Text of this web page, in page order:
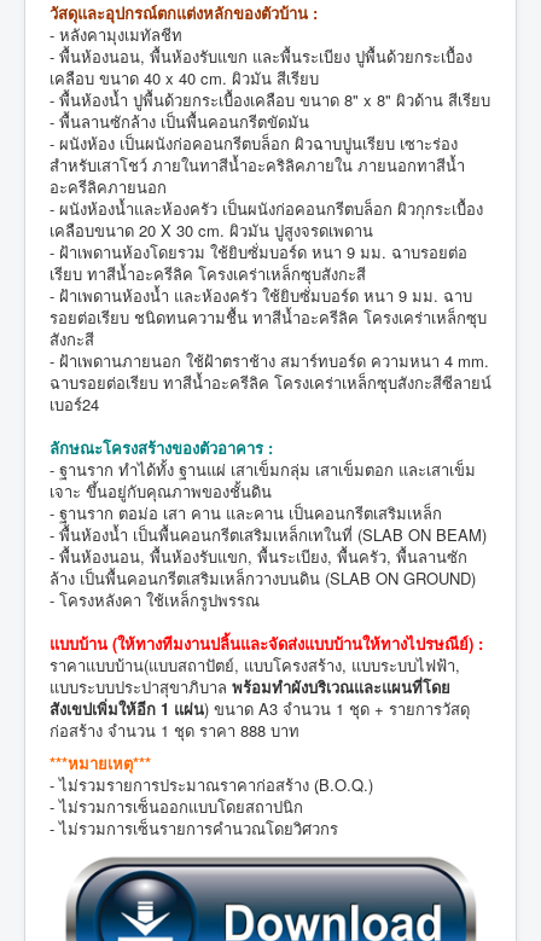
วัสดุและอุปกรณ์ตกแต่งหลักของตัวบ้าน :
- หลังคามุงเมทัลชีท
- พื้นห้องนอน, พื้นห้องรับแขก และพื้นระเบียง ปูพื้นด้วยกระเบื้อง
เคลือบ ขนาด 40 x 40 cm. ผิวมัน สีเรียบ
- พื้นห้องน้ำ ปูพื้นด้วยกระเบื้องเคลือบ ขนาด 8" x 8" ผิวด้าน สีเรียบ
- พื้นลานซักล้าง เป็นพื้นคอนกรีตขัดมัน
- ผนังห้อง เป็นผนังก่อคอนกรีตบล็อก ผิวฉาบปูนเรียบ เซาะร่อง
สำหรับเสาโชว์ ภายในทาสีน้ำอะคริลิคภายใน ภายนอกทาสีน้ำ
อะครีลิคภายนอก
- ผนังห้องน้ำและห้องครัว เป็นผนังก่อคอนกรีตบล็อก ผิวกุกระเบื้อง
เคลือบขนาด 20 X 30 cm. ผิวมัน ปูสูงจรดเพดาน
- ฝ้าเพดานห้องโดยรวม ใช้ยิบซั่มบอร์ด หนา 9 มม. ฉาบรอยต่อ
เรียบ ทาสีน้ำอะครีลิค โครงเคร่าเหล็กซุบสังกะสี
- ฝ้าเพดานห้องน้ำ และห้องครัว ใช้ยิบซั่มบอร์ด หนา 9 มม. ฉาบ
รอยต่อเรียบ ชนิดทนความชื้น ทาสีน้ำอะครีลิค โครงเคร่าเหล็กซุบ
สังกะสี
- ฝ้าเพดานภายนอก ใช้ฝ้าตราช้าง สมาร์ทบอร์ด ความหนา 4 mm.
ฉาบรอยต่อเรียบ ทาสีน้ำอะครีลิค โครงเคร่าเหล็กซุบสังกะสีซีลายน์
เบอร์24
ลักษณะโครงสร้างของตัวอาคาร :
- ฐานราก ทำได้ทั้ง ฐานแผ่ เสาเข็มกลุ่ม เสาเข็มตอก และเสาเข็ม
เจาะ ขึ้นอยู่กับคุณภาพของชั้นดิน
- ฐานราก ตอม่อ เสา คาน และคาน เป็นคอนกรีตเสริมเหล็ก
- พื้นห้องน้ำ เป็นพื้นคอนกรีตเสริมเหล็กเทในที่ (SLAB ON BEAM)
- พื้นห้องนอน, พื้นห้องรับแขก, พื้นระเบียง, พื้นครัว, พื้นลานซัก
ล้าง เป็นพื้นคอนกรีตเสริมเหล็กวางบนดิน (SLAB ON GROUND)
- โครงหลังคา ใช้เหล็กรูปพรรณ
แบบบ้าน (ให้ทางทีมงานปลิ้นและจัดส่งแบบบ้านให้ทางไปรษณีย์) :
ราคาแบบบ้าน(แบบสถาปัตย์, แบบโครงสร้าง, แบบระบบไฟฟ้า,
แบบระบบประปาสุขาภิบาล พร้อมทำผังบริเวณและแผนที่โดย
สังเขปเพิ่มให้อีก 1 แผ่น) ขนาด A3 จำนวน 1 ชุด + รายการวัสดุ
ก่อสร้าง จำนวน 1 ชุด ราคา 888 บาท
***หมายเหตุ***
- ไม่รวมรายการประมาณราคาก่อสร้าง (ฺB.O.Q.)
- ไม่รวมการเซ็นออกแบบโดยสถาปนิก
- ไม่รวมการเซ็นรายการคำนวณโดยวิศวกร